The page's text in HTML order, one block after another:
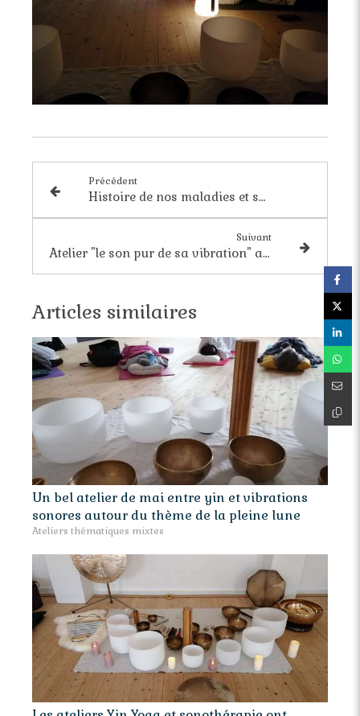
Précédent
Histoire de nos maladies et sonothérapie
Suivant
Atelier "le son pur de sa vibration" avec Yoga Vishaya association
Articles similaires
Un bel atelier de mai entre yin et vibrations
sonores autour du thème de la pleine lune
Ateliers thématiques mixtes